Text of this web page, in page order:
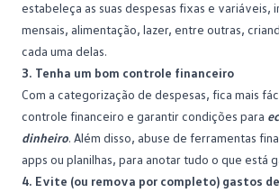
estabeleça as suas despesas fixas e variáveis,
mensais, alimentação, lazer, entre outras,
cada uma delas.
3. Tenha um bom controle financeiro
Com a categorização de despesas, fica mais
controle financeiro e garantir condições para
dinheiro. Além disso, abuse de ferramentas
apps ou planilhas, para anotar tudo o que está
4. Evite (ou remova por completo) gastos